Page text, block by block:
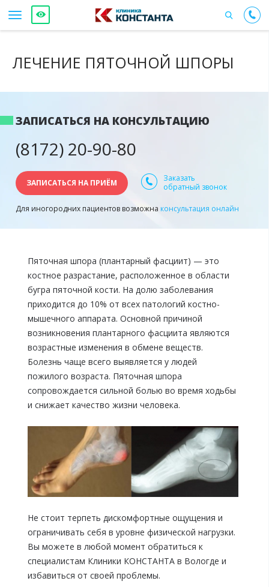
ЛЕЧЕНИЕ ПЯТОЧНОЙ ШПОРЫ
ЗАПИСАТЬСЯ НА КОНСУЛЬТАЦИЮ
(8172) 20-90-80
ЗАПИСАТЬСЯ НА ПРИЁМ
Заказать
обратный звонок
Для иногородних пациентов возможна консультация онлайн
Пяточная шпора (плантарный фасциит) — это
костное разрастание, расположенное в области
бугра пяточной кости. На долю заболевания
приходится до 10% от всех патологий костно-
мышечного аппарата. Основной причиной
возникновения плантарного фасциита являются
возрастные изменения в обмене веществ.
Болезнь чаще всего выявляется у людей
пожилого возраста. Пяточная шпора
сопровождается сильной болью во время ходьбы
и снижает качество жизни человека.
Не стоит терпеть дискомфортные ощущения и
ограничивать себя в уровне физической нагрузки.
Вы можете в любой момент обратиться к
специалистам Клиники КОНСТАНТА в Вологде и
избавиться от своей проблемы.